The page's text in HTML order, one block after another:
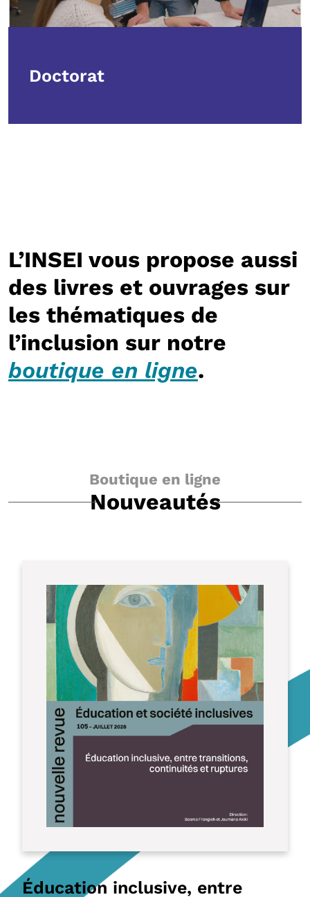
Doctorat
L’INSEI vous propose aussi
des livres et ouvrages sur
les thématiques de
l’inclusion sur notre
boutique en ligne.
Boutique en ligne
Nouveautés
Éducation inclusive, entre